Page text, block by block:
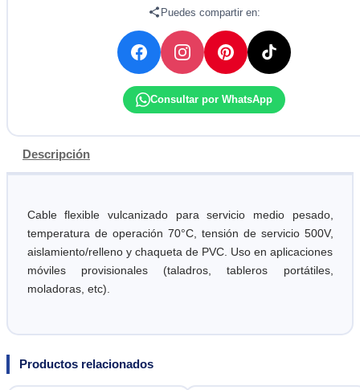
Puedes compartir en:
Consultar por WhatsApp
Descripción
Cable flexible vulcanizado para servicio medio pesado,
temperatura de operación 70°C, tensión de servicio 500V,
aislamiento/relleno y chaqueta de PVC. Uso en aplicaciones
móviles provisionales (taladros, tableros portátiles,
moladoras, etc).
Productos relacionados